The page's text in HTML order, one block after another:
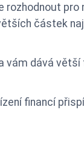
rozhodnout pro
částek
vám dává větší
financí